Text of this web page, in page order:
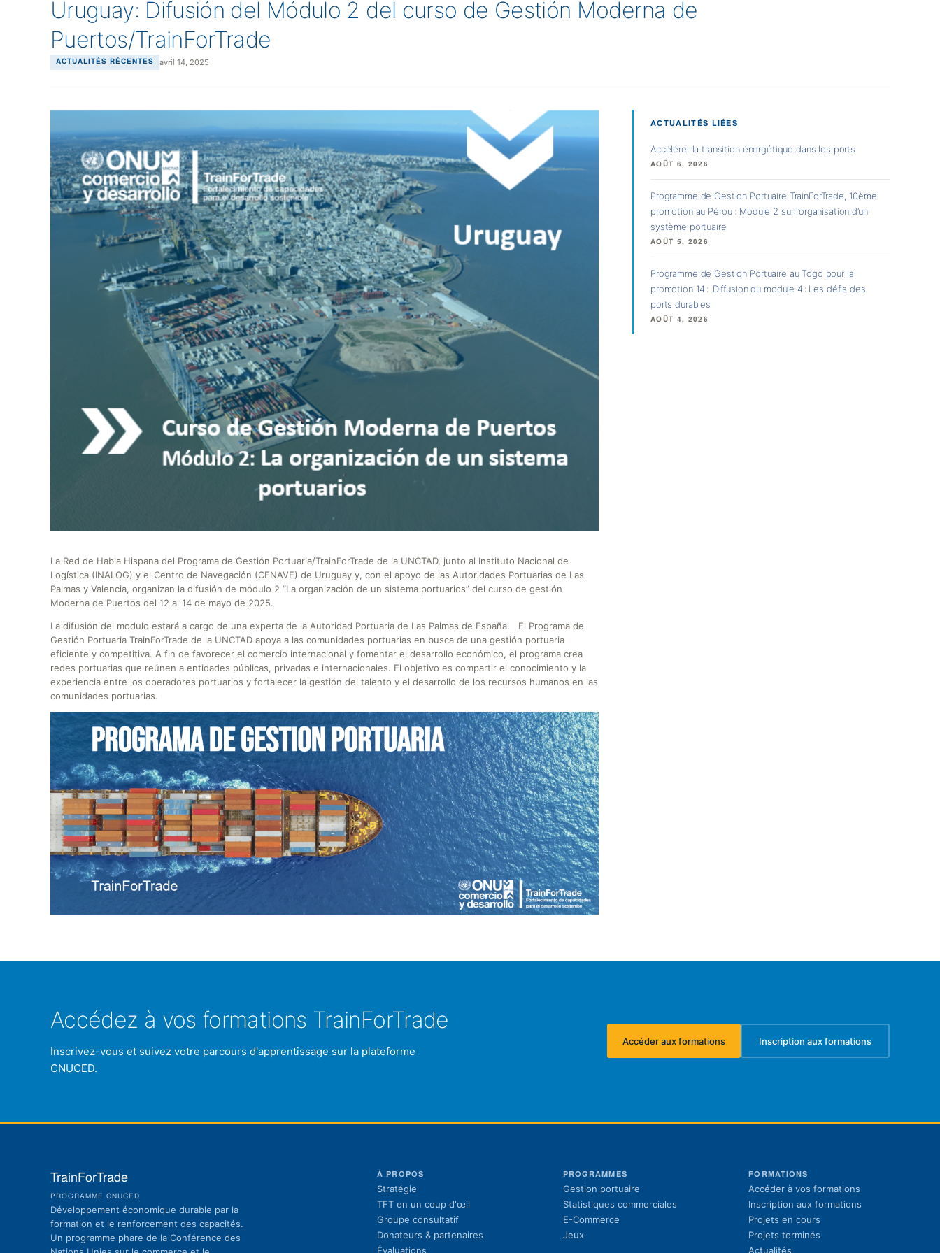
Uruguay: Difusión del Módulo 2 del curso de Gestión Moderna de
Puertos/TrainForTrade
ACTUALITÉS RÉCENTES avril 14, 2025
La Red de Habla Hispana del Programa de Gestión Portuaria/TrainForTrade de la UNCTAD, junto al Instituto Nacional de
Logística (INALOG) y el Centro de Navegación (CENAVE) de Uruguay y, con el apoyo de las Autoridades Portuarias de Las
Palmas y Valencia, organizan la difusión de módulo 2 “La organización de un sistema portuarios” del curso de gestión
Moderna de Puertos del 12 al 14 de mayo de 2025.
La difusión del modulo estará a cargo de una experta de la Autoridad Portuaria de Las Palmas de España. El Programa de
Gestión Portuaria TrainForTrade de la UNCTAD apoya a las comunidades portuarias en busca de una gestión portuaria
eficiente y competitiva. A fin de favorecer el comercio internacional y fomentar el desarrollo económico, el programa crea
redes portuarias que reúnen a entidades públicas, privadas e internacionales. El objetivo es compartir el conocimiento y la
experiencia entre los operadores portuarios y fortalecer la gestión del talento y el desarrollo de los recursos humanos en las
comunidades portuarias.
ACTUALITÉS LIÉES
Accélérer la transition énergétique dans les ports
AOÛT 6, 2026
Programme de Gestion Portuaire TrainForTrade, 10ème
promotion au Pérou : Module 2 sur l’organisation d’un
système portuaire
AOÛT 5, 2026
Programme de Gestion Portuaire au Togo pour la
promotion 14 : Diffusion du module 4 : Les défis des
ports durables
AOÛT 4, 2026
Accédez à vos formations TrainForTrade
Inscrivez-vous et suivez votre parcours d'apprentissage sur la plateforme
CNUCED.
Accéder aux formations
(s'ouvre dans un nouvel onglet)
Inscription aux formations
(s'ouvre dans un nouvel
TrainForTrade
PROGRAMME CNUCED
Développement économique durable par la
formation et le renforcement des capacités.
Un programme phare de la Conférence des
À PROPOS
Stratégie
TFT en un coup d'œil
Groupe consultatif
Donateurs & partenaires
Évaluations
PROGRAMMES
Gestion portuaire
Statistiques commerciales
E-Commerce
Jeux
FORMATIONS
Accéder à vos formations
Inscription aux formations
Projets en cours
Projets terminés
Actualités